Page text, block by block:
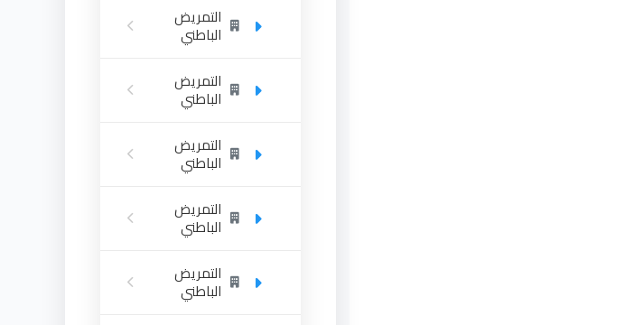
التمريض
الباطني
التمريض
الباطني
التمريض
الباطني
التمريض
الباطني
التمريض
الباطني